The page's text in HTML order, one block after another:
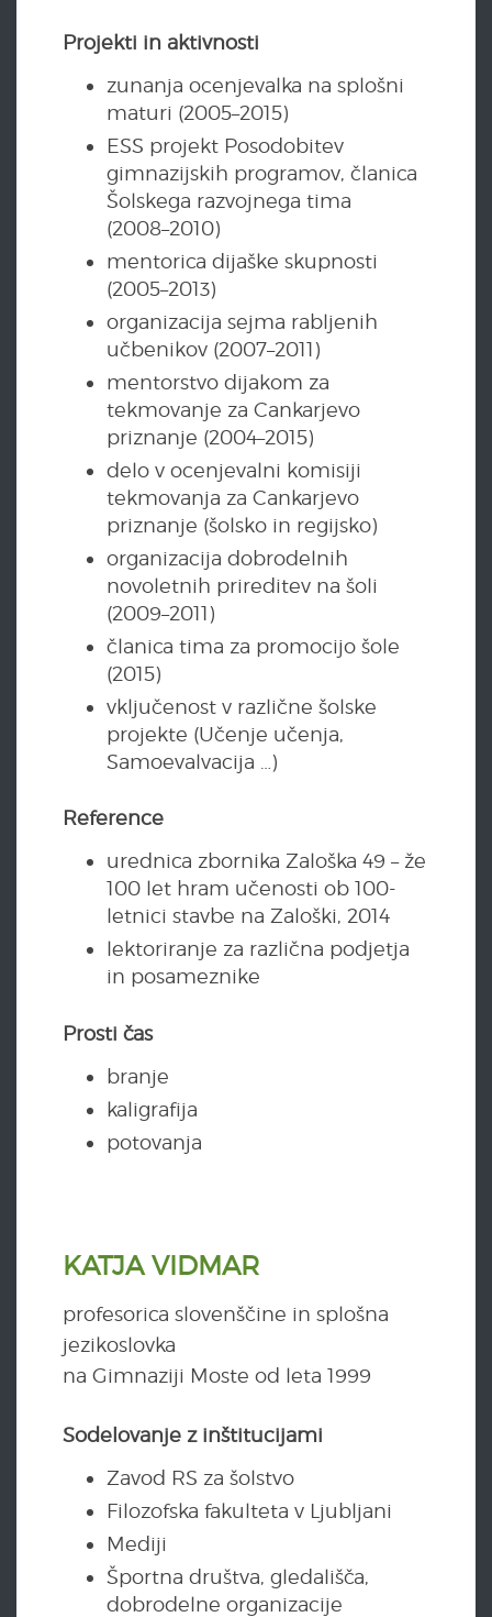
Projekti in aktivnosti
zunanja ocenjevalka na splošni
maturi (2005–2015)
ESS projekt Posodobitev
gimnazijskih programov, članica
Šolskega razvojnega tima
(2008–2010)
mentorica dijaške skupnosti
(2005–2013)
organizacija sejma rabljenih
učbenikov (2007–2011)
mentorstvo dijakom za
tekmovanje za Cankarjevo
priznanje (2004–2015)
delo v ocenjevalni komisiji
tekmovanja za Cankarjevo
priznanje (šolsko in regijsko)
organizacija dobrodelnih
novoletnih prireditev na šoli
(2009–2011)
članica tima za promocijo šole
(2015)
vključenost v različne šolske
projekte (Učenje učenja,
Samoevalvacija …)
Reference
urednica zbornika Zaloška 49 – že
100 let hram učenosti ob 100-
letnici stavbe na Zaloški, 2014
lektoriranje za različna podjetja
in posameznike
Prosti čas
branje
kaligrafija
potovanja
KATJA VIDMAR
profesorica slovenščine in splošna
jezikoslovka
na Gimnaziji Moste od leta 1999
Sodelovanje z inštitucijami
Zavod RS za šolstvo
Filozofska fakulteta v Ljubljani
Mediji
Športna društva, gledališča,
dobrodelne organizacije